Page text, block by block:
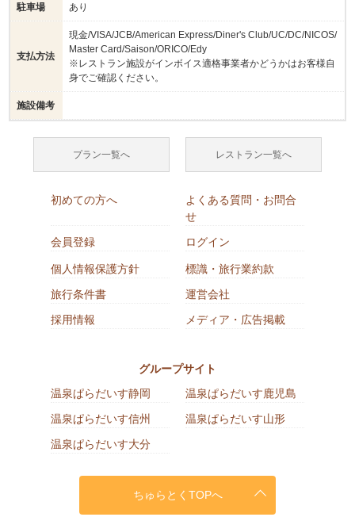
駐車場 あり
支払方法
現金/VISA/JCB/American Express/Diner's Club/UC/DC/NICOS/
Master Card/Saison/ORICO/Edy
※レストラン施設がインボイス適格事業者かどうかはお客様自
身でご確認ください。
施設備考
プラン一覧へ レストラン一覧へ
初めての方へ
よくある質問・お問合
せ
会員登録
ログイン
個人情報保護方針
標識・旅行業約款
旅行条件書
運営会社
採用情報
メディア・広告掲載
グループサイト
温泉ぱらだいす静岡
温泉ぱらだいす鹿児島
温泉ぱらだいす信州
温泉ぱらだいす山形
温泉ぱらだいす大分
ちゅらとくTOPへ